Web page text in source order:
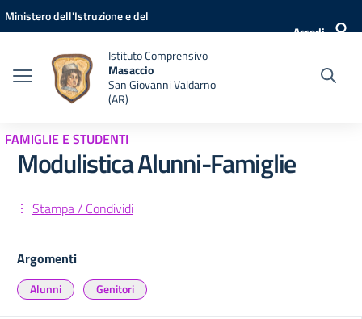
Vai ai contenuti
Vai al menu di navigazione
Vai al footer
Ministero dell'Istruzione e del
Accedi
Istituto Comprensivo
Masaccio
San Giovanni Valdarno
(AR)
FAMIGLIE E STUDENTI
Modulistica Alunni-Famiglie
Stampa / Condividi
Argomenti
Alunni Genitori